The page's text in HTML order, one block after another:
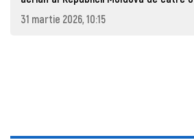
31 martie 2026, 10:15